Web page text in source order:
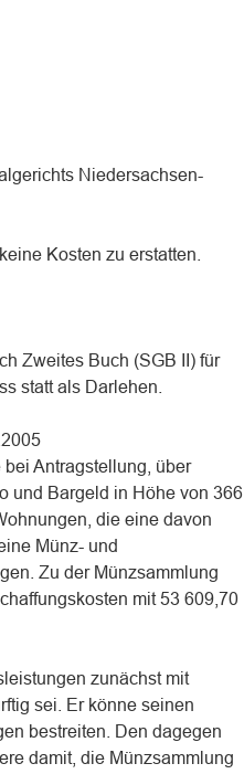
Niedersachsen-
Kosten zu erstatten.
Zweites Buch (SGB II) für
statt als Darlehen.
Antragstellung, über
und Bargeld in Höhe von 366
die eine davon
Münz- und
Zu der Münzsammlung
mit 53 609,70
zunächst mit
sei. Er könne seinen
bestreiten. Den dagegen
damit, die Münzsammlung